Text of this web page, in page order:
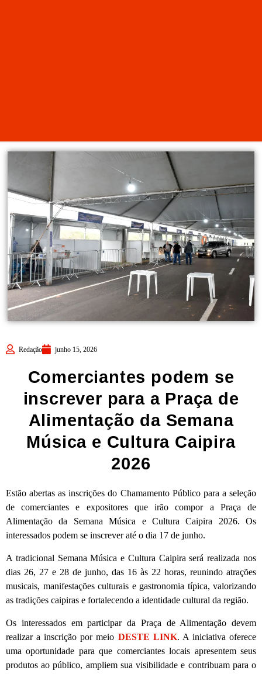
Redação junho 15, 2026
Comerciantes podem se
inscrever para a Praça de
Alimentação da Semana
Música e Cultura Caipira
2026
Estão abertas as inscrições do Chamamento Público para a seleção
de comerciantes e expositores que irão compor a Praça de
Alimentação da Semana Música e Cultura Caipira 2026. Os
interessados podem se inscrever até o dia 17 de junho.
A tradicional Semana Música e Cultura Caipira será realizada nos
dias 26, 27 e 28 de junho, das 16 às 22 horas, reunindo atrações
musicais, manifestações culturais e gastronomia típica, valorizando
as tradições caipiras e fortalecendo a identidade cultural da região.
Os interessados em participar da Praça de Alimentação devem
realizar a inscrição por meio DESTE LINK. A iniciativa oferece
uma oportunidade para que comerciantes locais apresentem seus
produtos ao público, ampliem sua visibilidade e contribuam para o